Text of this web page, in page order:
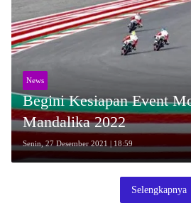
News
Begini Kesiapan Event
Mandalika 2022
Senin, 27 Desember 2021 | 18:59
Selengkapnya